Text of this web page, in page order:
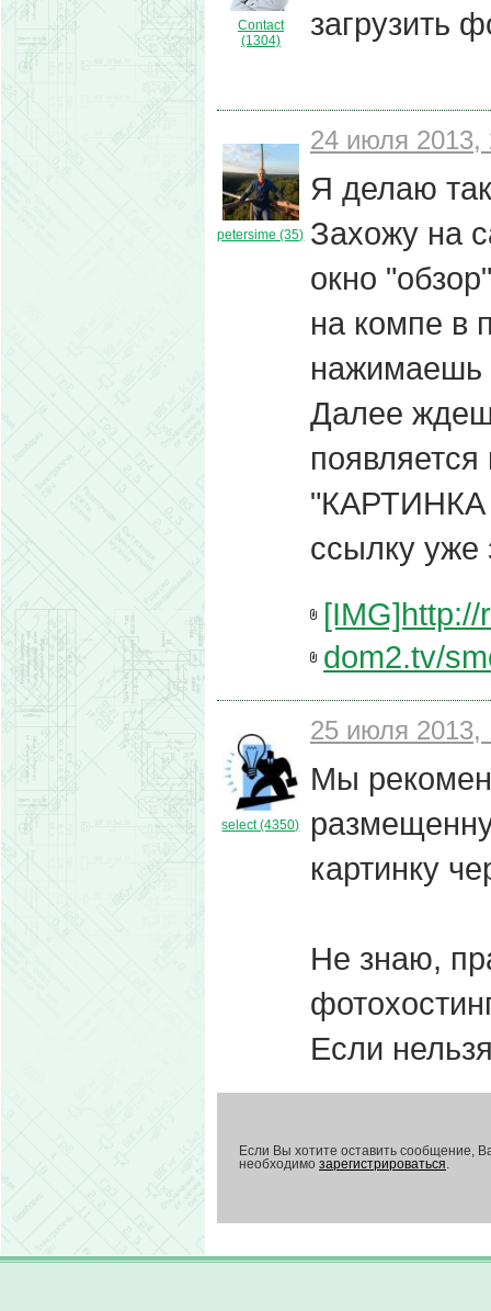
Contact
(1304)
загрузить
petersime (35)
24 июля 2013,
Я делаю
Захожу на
окно
на компе в
Далее
"КАРТИНКА
ссылку
dom2.tv/
select (4350)
25 июля 2013,
Мы
картинку
Не знаю,
Если
Если Вы хотите оставить сообщение,
необходимо зарегистрироваться.